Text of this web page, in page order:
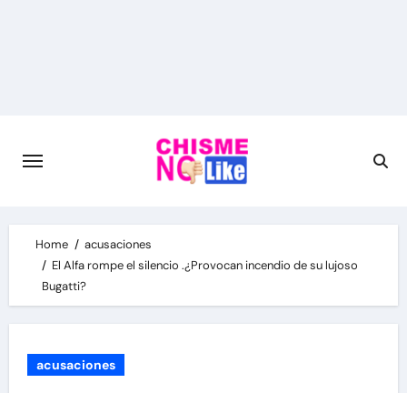
Home
acusaciones
El Alfa rompe el silencio .¿Provocan incendio de su lujoso
Bugatti?
acusaciones